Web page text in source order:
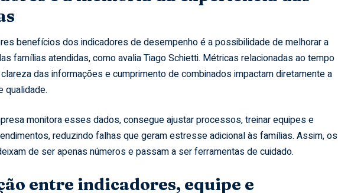
benefícios dos indicadores de desempenho é a possibilidade de melhorar a
famílias atendidas, como avalia Tiago Schietti. Métricas relacionadas ao tempo
das informações e cumprimento de combinados impactam diretamente a
qualidade.
monitora esses dados, consegue ajustar processos, treinar equipes e
reduzindo falhas que geram estresse adicional às famílias. Assim, os
de ser apenas números e passam a ser ferramentas de cuidado.
entre indicadores, equipe e